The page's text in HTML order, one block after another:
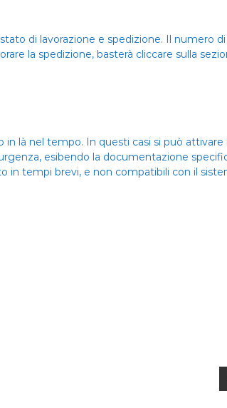
di lavorazione e spedizione. Il numero
la spedizione, basterà cliccare sulla
là nel tempo. In questi casi si può attivare
esibendo la documentazione
tempi brevi, e non compatibili con il